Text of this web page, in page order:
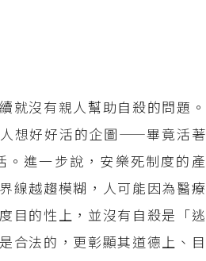
就沒有親人幫助自殺的問題。
想好好活的企圖——畢竟活著
進一步說，安樂死制度的產
線越趨模糊，人可能因為醫療
目的性上，並沒有自殺是「逃
合法的，更彰顯其道德上、目